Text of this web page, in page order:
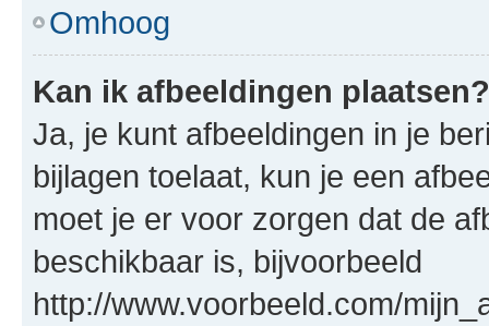
Omhoog
Kan ik afbeeldingen plaatsen?
Ja, je kunt afbeeldingen in je
bijlagen toelaat, kun je een
moet je er voor zorgen dat de
beschikbaar is, bijvoorbeeld
http://www.voorbeeld.com/